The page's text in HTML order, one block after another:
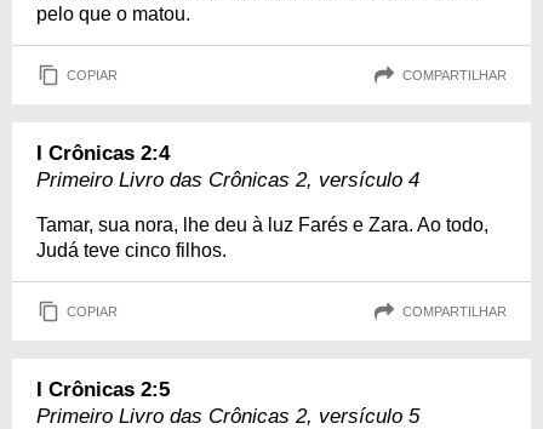
pelo que o matou.
COPIAR COMPARTILHAR
I Crônicas 2:4
Primeiro Livro das Crônicas 2, versículo 4
Tamar, sua nora, lhe deu à luz Farés e Zara. Ao todo,
Judá teve cinco filhos.
COPIAR COMPARTILHAR
I Crônicas 2:5
Primeiro Livro das Crônicas 2, versículo 5